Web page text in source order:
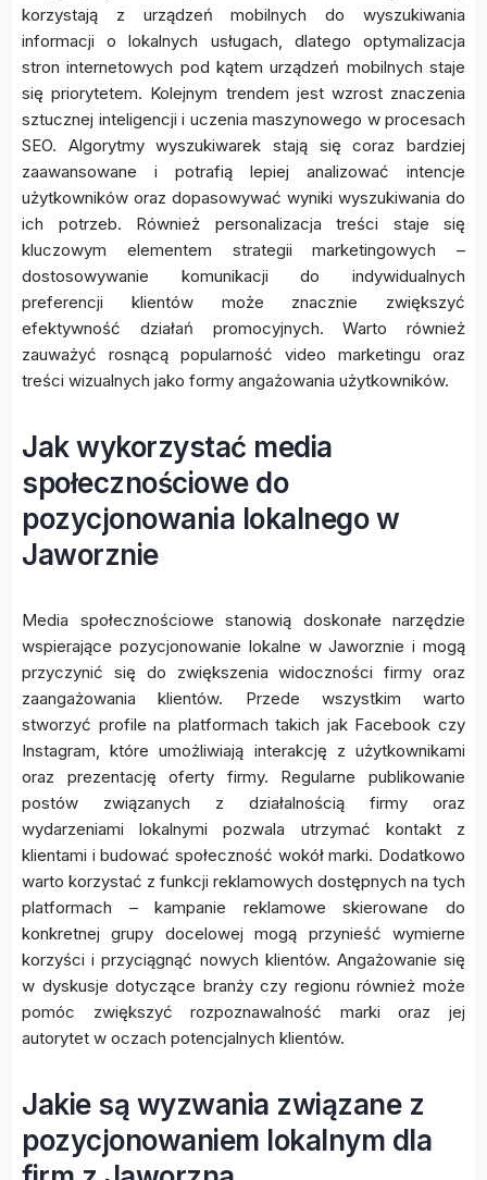
korzystają z urządzeń mobilnych do wyszukiwania
informacji o lokalnych usługach, dlatego optymalizacja
stron internetowych pod kątem urządzeń mobilnych staje
się priorytetem. Kolejnym trendem jest wzrost znaczenia
sztucznej inteligencji i uczenia maszynowego w procesach
SEO. Algorytmy wyszukiwarek stają się coraz bardziej
zaawansowane i potrafią lepiej analizować intencje
użytkowników oraz dopasowywać wyniki wyszukiwania do
ich potrzeb. Również personalizacja treści staje się
kluczowym elementem strategii marketingowych –
dostosowywanie komunikacji do indywidualnych
preferencji klientów może znacznie zwiększyć
efektywność działań promocyjnych. Warto również
zauważyć rosnącą popularność video marketingu oraz
treści wizualnych jako formy angażowania użytkowników.
Jak wykorzystać media
społecznościowe do
pozycjonowania lokalnego w
Jaworznie
Media społecznościowe stanowią doskonałe narzędzie
wspierające pozycjonowanie lokalne w Jaworznie i mogą
przyczynić się do zwiększenia widoczności firmy oraz
zaangażowania klientów. Przede wszystkim warto
stworzyć profile na platformach takich jak Facebook czy
Instagram, które umożliwiają interakcję z użytkownikami
oraz prezentację oferty firmy. Regularne publikowanie
postów związanych z działalnością firmy oraz
wydarzeniami lokalnymi pozwala utrzymać kontakt z
klientami i budować społeczność wokół marki. Dodatkowo
warto korzystać z funkcji reklamowych dostępnych na tych
platformach – kampanie reklamowe skierowane do
konkretnej grupy docelowej mogą przynieść wymierne
korzyści i przyciągnąć nowych klientów. Angażowanie się
w dyskusje dotyczące branży czy regionu również może
pomóc zwiększyć rozpoznawalność marki oraz jej
autorytet w oczach potencjalnych klientów.
Jakie są wyzwania związane z
pozycjonowaniem lokalnym dla